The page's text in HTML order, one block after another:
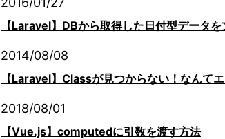
【Laravel】DBから取得した日付型データ
2014/08/08
【Laravel】Classが見つからない！なんて
2018/08/01
【Vue.js】computedに引数を渡す方法